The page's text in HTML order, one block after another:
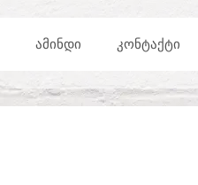
ᲐᲛᲘᲜᲓᲘ ᲙᲝᲜᲢᲐᲥᲢᲘ